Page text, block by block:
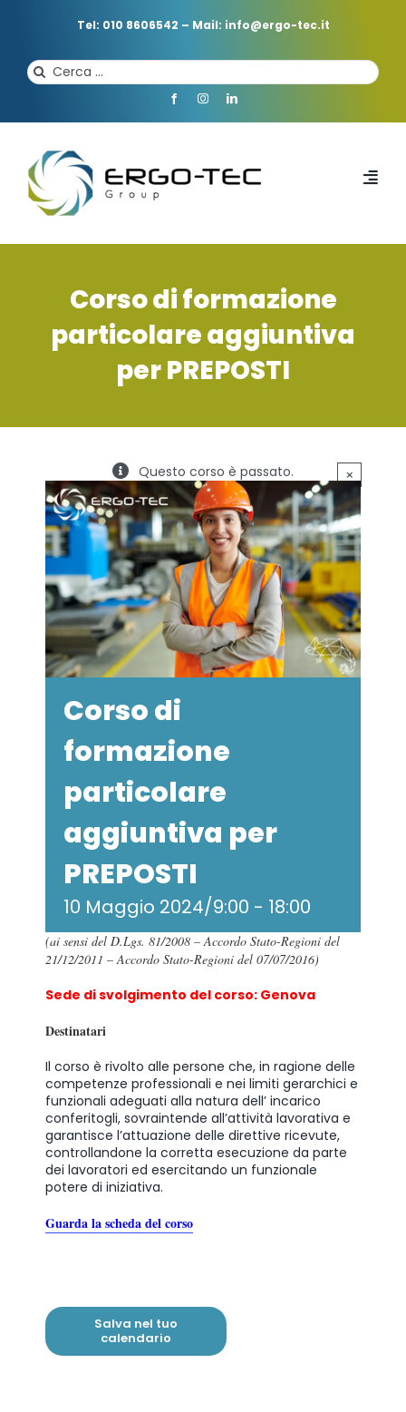
Tel: 010 8606542 – Mail: info@ergo-tec.it
Cerca
per:
HOME
CHI SIAMO
PROFESSIONISTI
SERVIZI
FORMAZIONE
NEWS
EVENTI NOVITÀ
CONTATTI
Corso di formazione
particolare aggiuntiva
per PREPOSTI
Questo corso è passato. ×
Corso di
formazione
particolare
aggiuntiva per
PREPOSTI
10 Maggio 2024/9:00 - 18:00
(ai sensi del D.Lgs. 81/2008 – Accordo Stato-Regioni del
21/12/2011 – Accordo Stato-Regioni del 07/07/2016)
Sede di svolgimento del corso: Genova
Destinatari
Il corso è rivolto alle persone che, in ragione delle
competenze professionali e nei limiti gerarchici e
funzionali adeguati alla natura dell’ incarico
conferitogli, sovraintende all’attività lavorativa e
garantisce l’attuazione delle direttive ricevute,
controllandone la corretta esecuzione da parte
dei lavoratori ed esercitando un funzionale
potere di iniziativa.
Guarda la scheda del corso
Salva nel tuo
calendario